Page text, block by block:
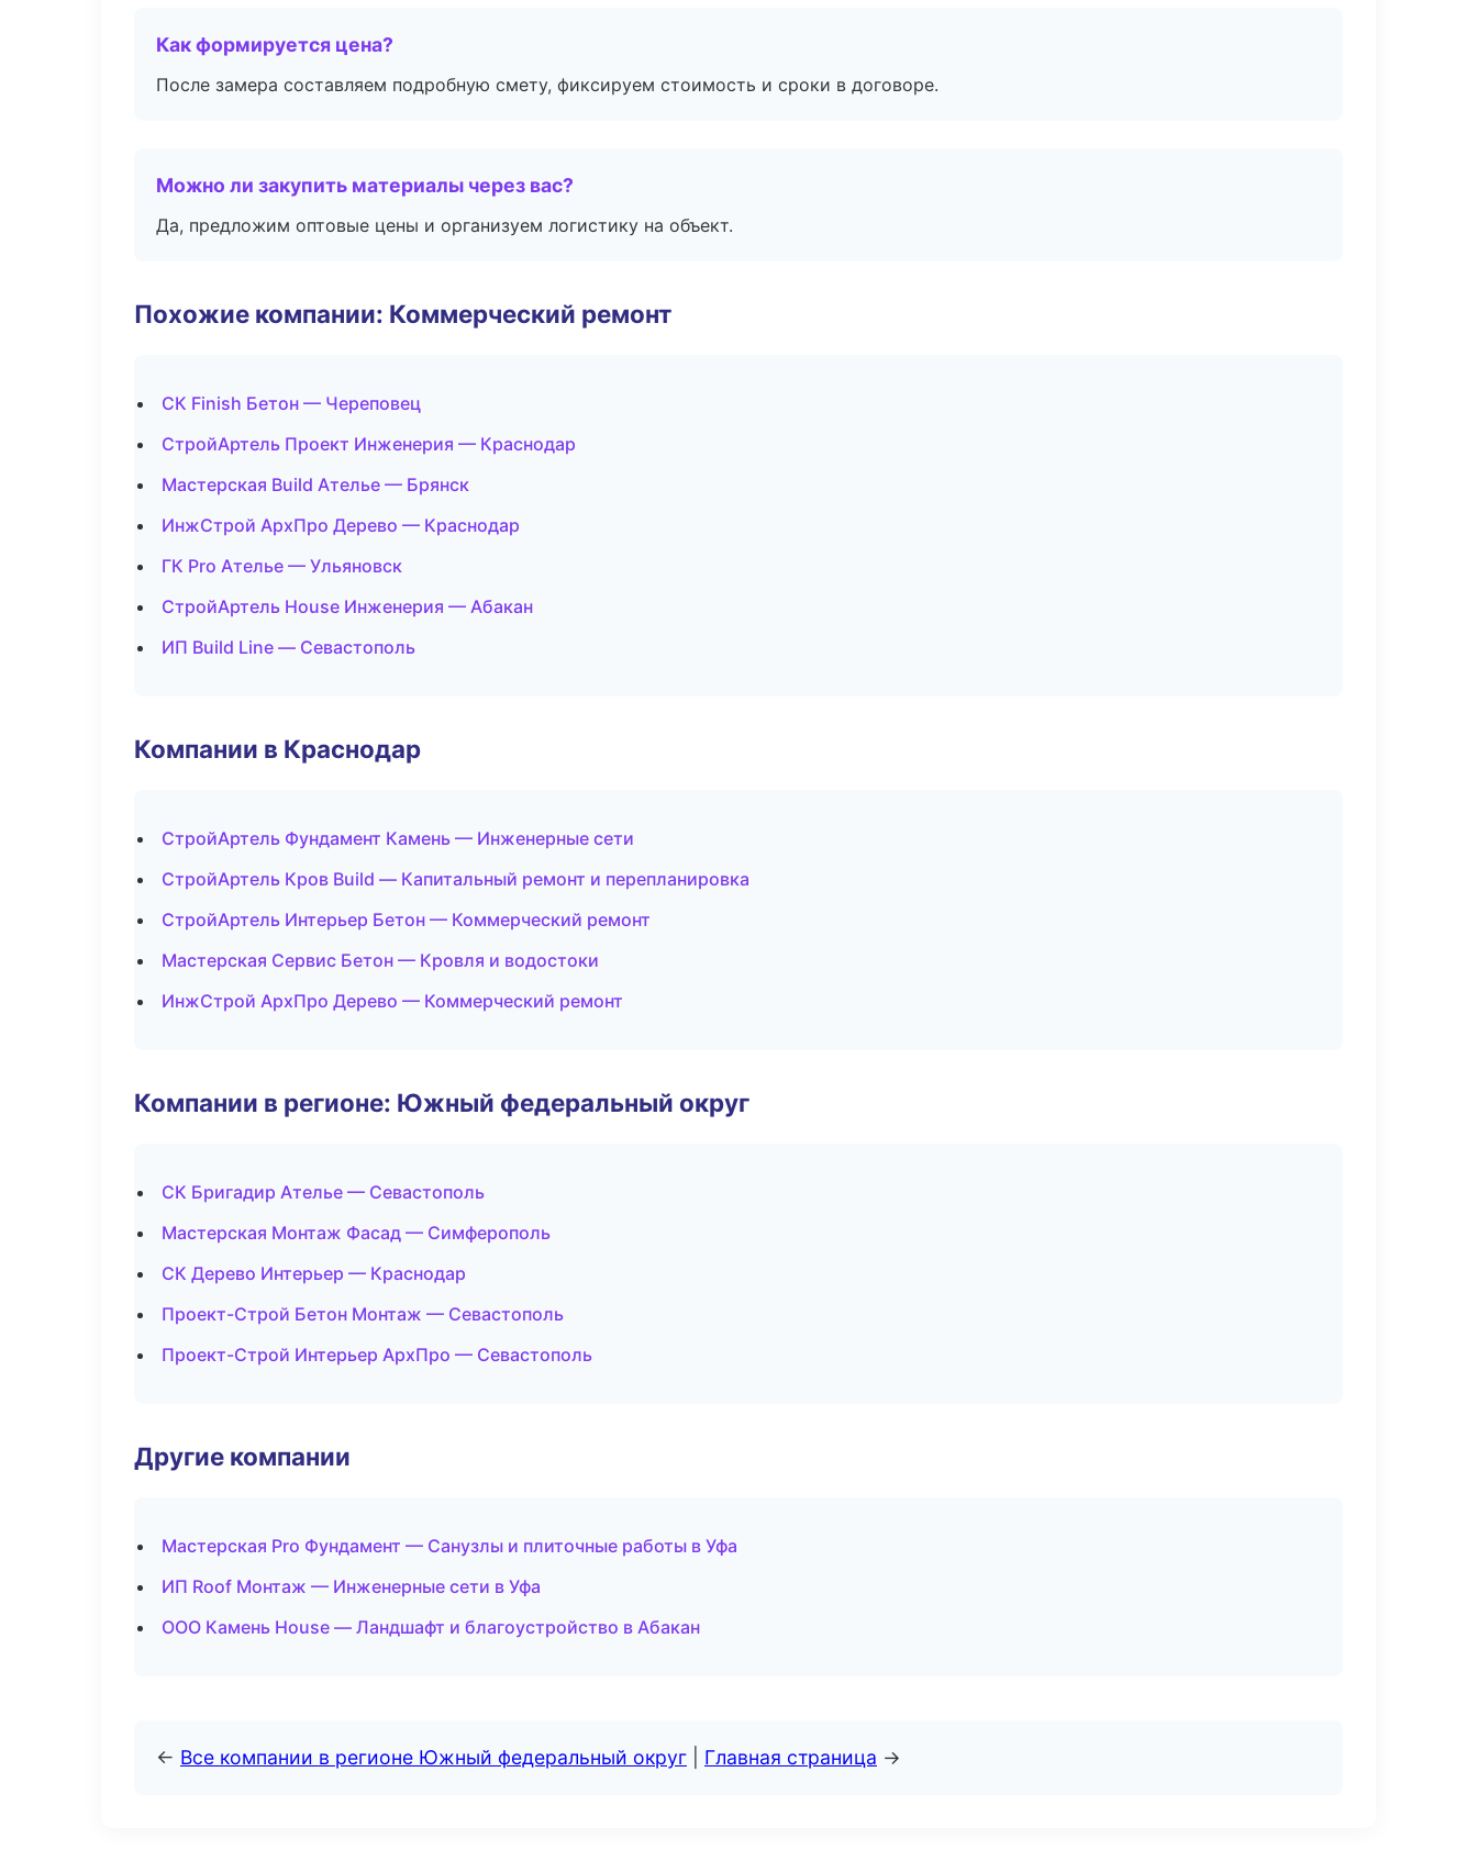
Как формируется цена?
После замера составляем подробную смету, фиксируем стоимость и сроки в договоре.
Можно ли закупить материалы через вас?
Да, предложим оптовые цены и организуем логистику на объект.
Похожие компании: Коммерческий ремонт
СК Finish Бетон — Череповец
СтройАртель Проект Инженерия — Краснодар
Мастерская Build Ателье — Брянск
ИнжСтрой АрхПро Дерево — Краснодар
ГК Pro Ателье — Ульяновск
СтройАртель House Инженерия — Абакан
ИП Build Line — Севастополь
Компании в Краснодар
СтройАртель Фундамент Камень — Инженерные сети
СтройАртель Кров Build — Капитальный ремонт и перепланировка
СтройАртель Интерьер Бетон — Коммерческий ремонт
Мастерская Сервис Бетон — Кровля и водостоки
ИнжСтрой АрхПро Дерево — Коммерческий ремонт
Компании в регионе: Южный федеральный округ
СК Бригадир Ателье — Севастополь
Мастерская Монтаж Фасад — Симферополь
СК Дерево Интерьер — Краснодар
Проект-Строй Бетон Монтаж — Севастополь
Проект-Строй Интерьер АрхПро — Севастополь
Другие компании
Мастерская Pro Фундамент — Санузлы и плиточные работы в Уфа
ИП Roof Монтаж — Инженерные сети в Уфа
ООО Камень House — Ландшафт и благоустройство в Абакан
← Все компании в регионе Южный федеральный округ Главная страница →